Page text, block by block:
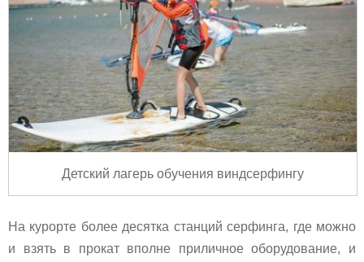
Детский лагерь обучения виндсерфингу
На курорте более десятка станций серфинга, где можно
и взять в прокат вполне приличное оборудование, и